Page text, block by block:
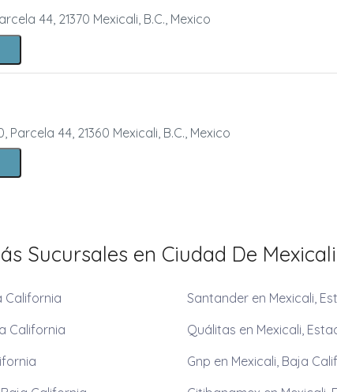
44, 21370 Mexicali, B.C., Mexico
44, 21360 Mexicali, B.C., Mexico
Sucursales en Ciudad De Mexicali
California
Santander en Mexicali,
California
Quálitas en Mexicali,
Gnp en Mexicali, Baja